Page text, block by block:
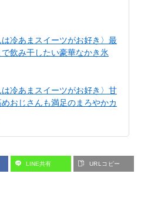
は冷あまスイーツがお好き〉最
飲み干したい豪華なかき氷
は冷あまスイーツがお好き〉甘
おじさんも満足のまろやかカ
LINE共有 URLコピー